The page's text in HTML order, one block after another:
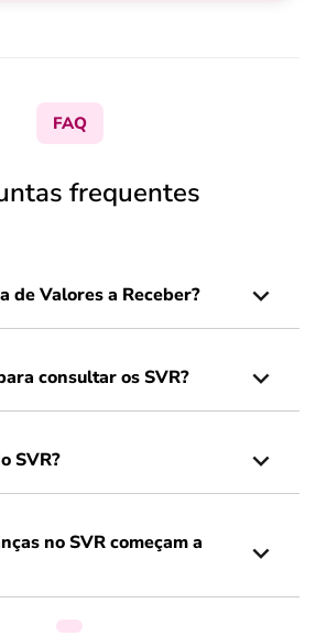
FAQ
frequentes
de Valores a Receber?
consultar os SVR?
SVR?
no SVR começam a